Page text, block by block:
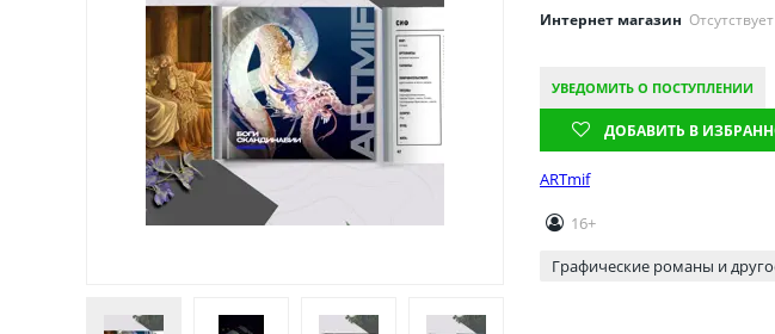
Интернет магазин Отсутствует
УВЕДОМИТЬ О ПОСТУПЛЕНИИ
ДОБАВИТЬ В
ARTmif
16+
Графические романы и